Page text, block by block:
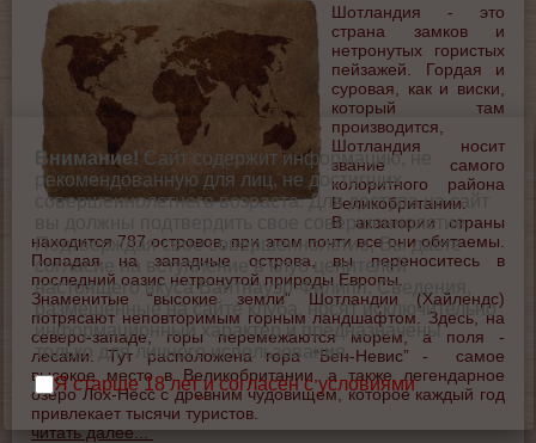
Шотландия - это
страна замков и
нетронутых гористых
пейзажей. Гордая и
суровая, как и виски,
который там
производится,
Шотландия носит
звание самого
колоритного района
Великобритании.
В акватории страны
находится 787 островов, при этом почти все они обитаемы.
Попадая на западные острова, вы переноситесь в
последний оазис нетронутой природы Европы.
Знаменитые “высокие земли” Шотландии (Хайлендс)
потрясают неповторимым горным ландшафтом. Здесь, на
северо-западе, горы перемежаются морем, а поля -
лесами. Тут расположена гора “Бен-Невис” - самое
высокое место в Великобритании, а также легендарное
озеро Лох-Несс с древним чудовищем, которое каждый год
привлекает тысячи туристов.
читать далее...
Внимание! Сайт содержит информацию, не
рекомендованную для лиц, не достигших
совершеннолетнего возраста. Для доступа на сайт
вы должны подтвердить свое совершеннолетие.
Подтверждая свое совершеннолетие, Вы даете
согласие на вступление в клуб ценителей
настоящего вкуса Вайтнауэр-Филипп. Сведения,
размещенные на сайте клуба, носят исключительно
информационный характер и предназначены
только для личного использования.
Я старше 18 лет и согласен с условиями
использования сайта.